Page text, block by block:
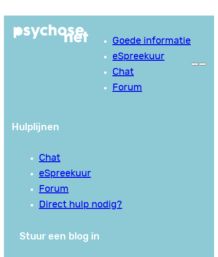
naar
Goede informatie
eSpreekuur
Chat
Forum
Hulplijnen
Chat
eSpreekuur
Forum
Direct hulp nodig?
Stuur een blog in